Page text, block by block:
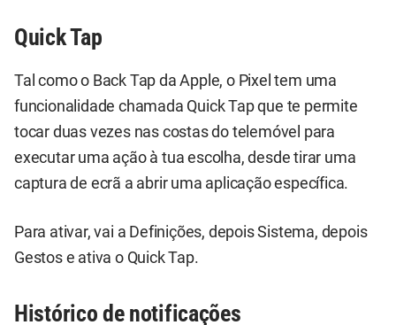
Quick Tap
Tal como o Back Tap da Apple, o Pixel tem uma
funcionalidade chamada Quick Tap que te permite
tocar duas vezes nas costas do telemóvel para
executar uma ação à tua escolha, desde tirar uma
captura de ecrã a abrir uma aplicação específica.
Para ativar, vai a Definições, depois Sistema, depois
Gestos e ativa o Quick Tap.
Histórico de notificações